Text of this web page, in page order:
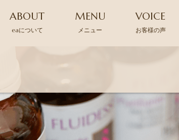
ABOUT
eaについて
MENU
メニュー
VOICE
お客様の声